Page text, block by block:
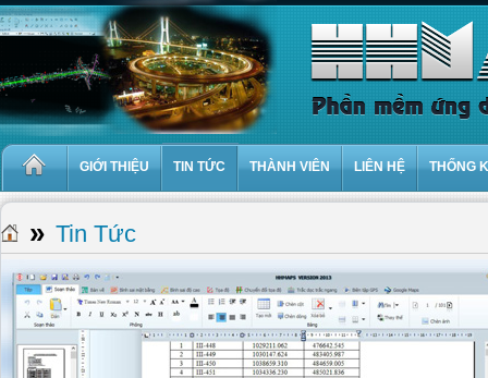
GIỚI THIỆU TIN TỨC THÀNH VIÊN LIÊN HỆ THỐNG
» Tin Tức